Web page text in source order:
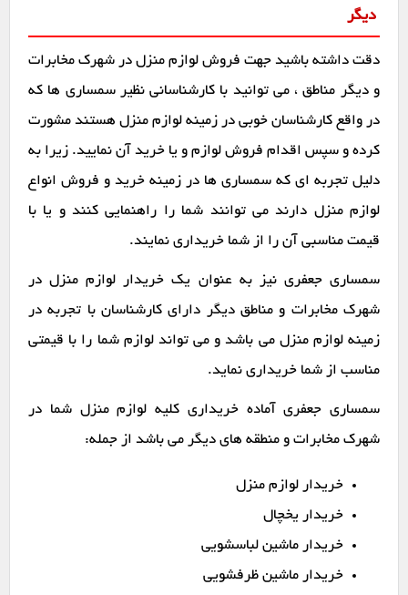
دیگر
دقت داشته باشید جهت فروش لوازم منزل در شهرک مخابرات
و دیگر مناطق ، می توانید با کارشناسانی نظیر سمساری ها که
در واقع کارشناسان خوبی در زمینه لوازم منزل هستند مشورت
کرده و سپس اقدام فروش لوازم و یا خرید آن نمایید. زیرا به
دلیل تجربه ای که سمساری ها در زمینه خرید و فروش انواع
لوازم منزل دارند می توانند شما را راهنمایی کنند و یا با
قیمت مناسبی آن را از شما خریداری نمایند.
سمساری جعفری نیز به عنوان یک خریدار لوازم منزل در
شهرک مخابرات و مناطق دیگر دارای کارشناسان با تجربه در
زمینه لوازم منزل می باشد و می تواند لوازم شما را با قیمتی
مناسب از شما خریداری نماید.
سمساری جعفری آماده خریداری کلیه لوازم منزل شما در
شهرک مخابرات و منطقه های دیگر می باشد از جمله:
خریدار لوازم منزل
خریدار یخچال
خریدار ماشین لباسشویی
خریدار ماشین ظرفشویی